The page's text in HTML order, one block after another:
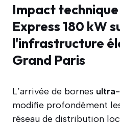
Impact
Express 180 kW
l'infrastructure
Grand Paris
L’arrivée de bornes
modifie profondément
réseau de distribution